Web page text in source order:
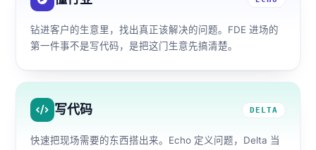
钻进客户的生意里，找出真正该解决的问题。FDE 进场的
第一件事不是写代码，是把这门生意先搞清楚。
写代码 DELTA
快速把现场需要的东西搭出来。Echo 定义问题，Delta 当